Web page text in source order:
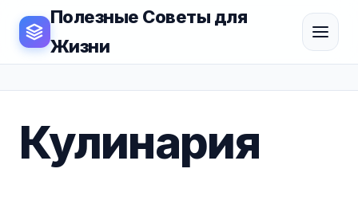
Полезные Советы для
Жизни
Кулинария